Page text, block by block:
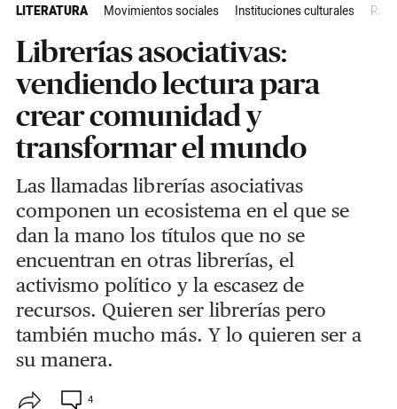
LITERATURA Movimientos sociales Instituciones culturales
Librerías asociativas:
vendiendo lectura para
crear comunidad y
transformar el mundo
Las llamadas librerías asociativas
componen un ecosistema en el que se
dan la mano los títulos que no se
encuentran en otras librerías, el
activismo político y la escasez de
recursos. Quieren ser librerías pero
también mucho más. Y lo quieren ser a
su manera.
4